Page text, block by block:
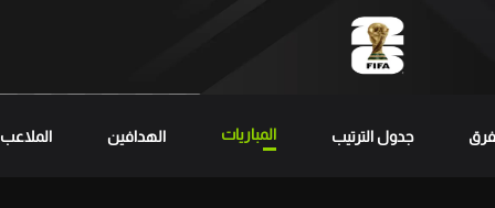
جدول الترتيب المباريات الهدافين الملاعب